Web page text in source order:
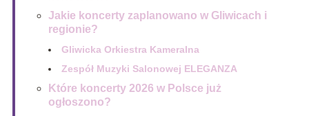
Jakie koncerty zaplanowano w Gliwicach i
regionie?
Gliwicka Orkiestra Kameralna
Zespół Muzyki Salonowej ELEGANZA
Które koncerty 2026 w Polsce już
ogłoszono?